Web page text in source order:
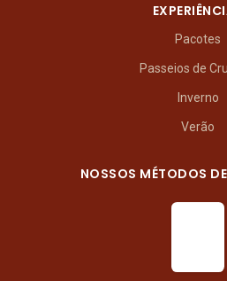
Pacotes
Passeios de
Inverno
Verão
NOSSOS MÉTODOS